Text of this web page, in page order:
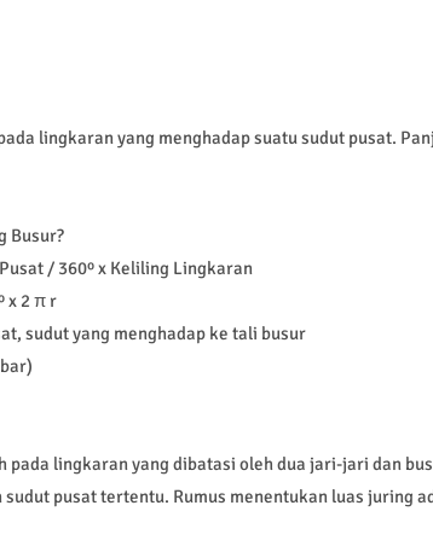
lingkaran yang menghadap suatu sudut pusat.
Busur?
/ 360º x Keliling Lingkaran
x 2 π r
sudut yang menghadap ke tali busur
pada lingkaran yang dibatasi oleh dua jari-jari dan
pusat tertentu. Rumus menentukan luas juring